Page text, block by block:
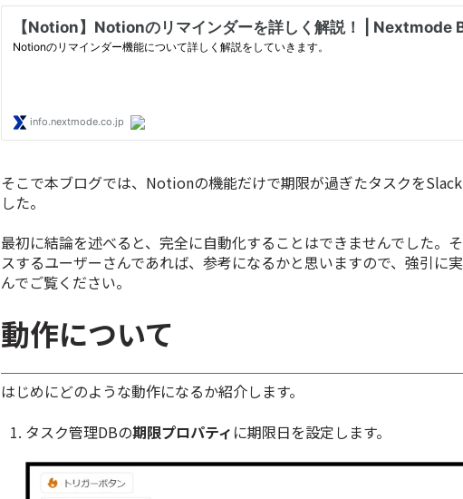
そこで本ブログでは、Notionの機能だけで期限が過ぎたタスクを
した。
最初に結論を述べると、完全に自動化することはできませんでした。
スするユーザーさんであれば、参考になるかと思いますので、強引に
んでご覧ください。
動作について
はじめにどのような動作になるか紹介します。
タスク管理DBの期限プロパティ に期限日を設定します。